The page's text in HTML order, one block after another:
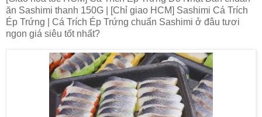
ăn Sashimi thanh 150G | [Chỉ giao HCM] Sashimi Cá Trích
Ép Trứng | Cá Trích Ép Trứng chuẩn Sashimi ở đâu tươi
ngon giá siêu tốt nhất?